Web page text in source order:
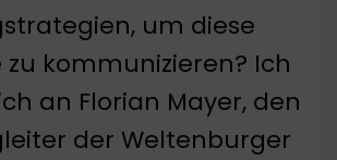
um diese
zu kommunizieren? Ich
an Florian Mayer, den
der Weltenburger